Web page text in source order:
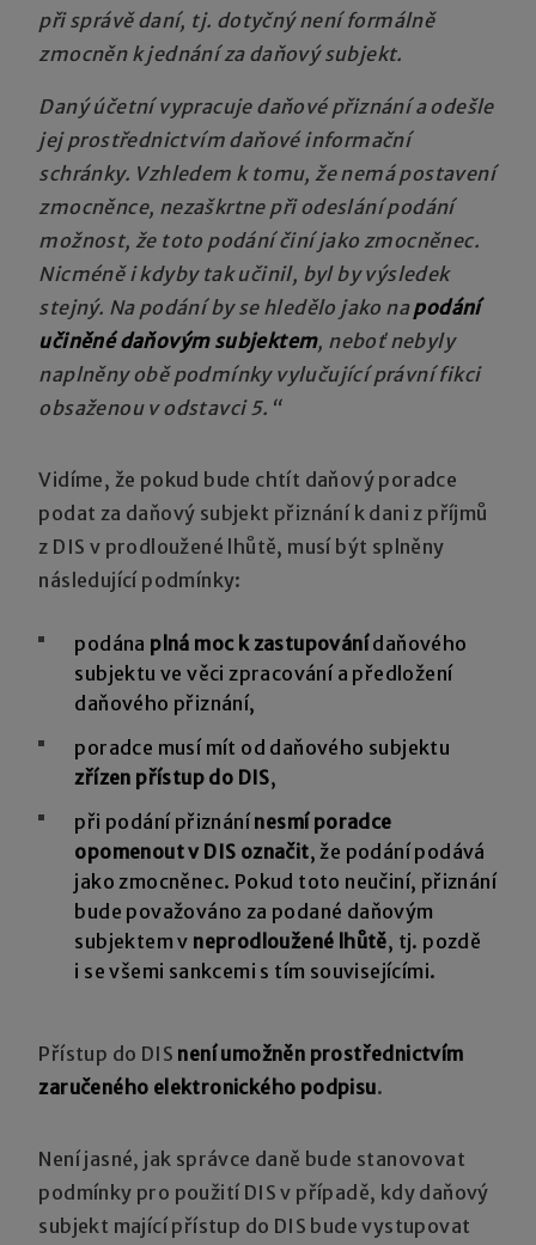
při správě daní, tj. dotyčný není formálně
zmocněn k jednání za daňový subjekt.
Daný účetní vypracuje daňové přiznání a odešle
jej prostřednictvím daňové informační
schránky. Vzhledem k tomu, že nemá postavení
zmocněnce, nezaškrtne při odeslání podání
možnost, že toto podání činí jako zmocněnec.
Nicméně i kdyby tak učinil, byl by výsledek
stejný. Na podání by se hledělo jako napodání
učiněné daňovým subjektem, neboť nebyly
naplněny obě podmínky vylučující právní fikci
obsaženou v odstavci 5.“
Vidíme, že pokud bude chtít daňový poradce
podat za daňový subjekt přiznání k dani z příjmů
z DIS v prodloužené lhůtě, musí být splněny
následující podmínky:
podána plná moc k zastupovánídaňového
subjektu ve věci zpracování a předložení
daňového přiznání,
poradce musí mít od daňového subjektu
zřízen přístup do DIS,
při podání přiznání nesmí poradce
opomenout v DIS označit, že podání podává
jako zmocněnec. Pokud toto neučiní, přiznání
bude považováno za podané daňovým
subjektem v neprodloužené lhůtě, tj. pozdě
i se všemi sankcemi s tím souvisejícími.
Přístup do DIS není umožněn prostřednictvím
zaručeného elektronického podpisu.
Není jasné, jak správce daně bude stanovovat
podmínky pro použití DIS v případě, kdy daňový
subjekt mající přístup do DIS bude vystupovat